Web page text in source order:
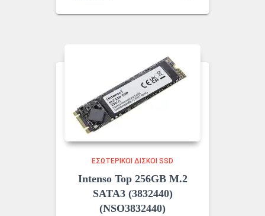
ΕΣΩΤΕΡΙΚΟΊ ΔΊΣΚΟΙ SSD
Intenso Top 256GB M.2
SATA3 (3832440)
(NSO3832440)